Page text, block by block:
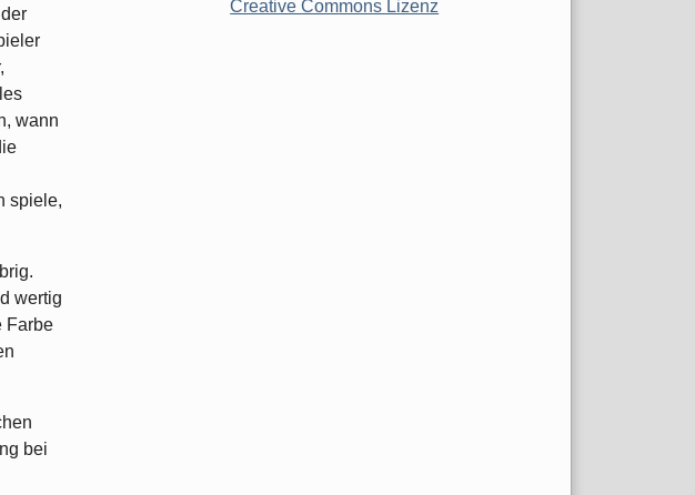
wann
spiele,
wertig
Farbe
bei
Creative Commons Lizenz